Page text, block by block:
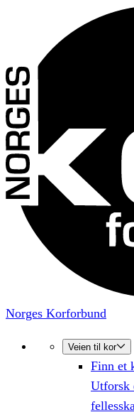
Norges Korforbund
Veien til kor
Finn et
Utforsk